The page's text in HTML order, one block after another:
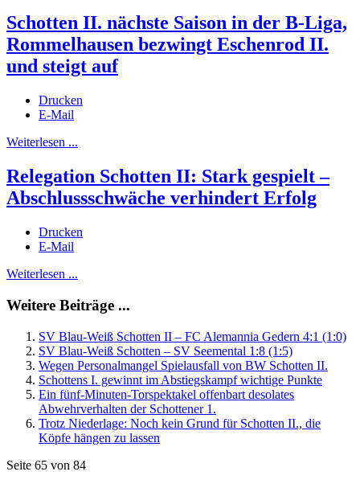
Schotten II. nächste Saison in der B-Liga,
Rommelhausen bezwingt Eschenrod II.
und steigt auf
Drucken
E-Mail
Weiterlesen ...
Relegation Schotten II: Stark gespielt –
Abschlussschwäche verhindert Erfolg
Drucken
E-Mail
Weiterlesen ...
Weitere Beiträge ...
SV Blau-Weiß Schotten II – FC Alemannia Gedern 4:1 (1:0)
SV Blau-Weiß Schotten – SV Seemental 1:8 (1:5)
Wegen Personalmangel Spielausfall von BW Schotten II.
Schottens I. gewinnt im Abstiegskampf wichtige Punkte
Ein fünf-Minuten-Torspektakel offenbart desolates
Abwehrverhalten der Schottener 1.
Trotz Niederlage: Noch kein Grund für Schotten II., die
Köpfe hängen zu lassen
Seite 65 von 84